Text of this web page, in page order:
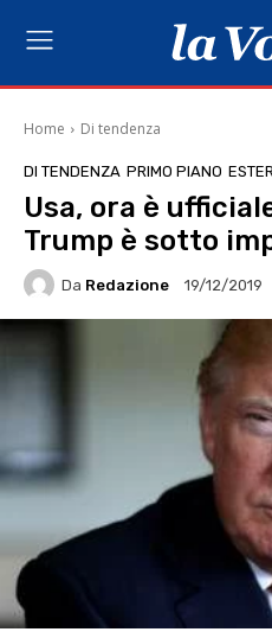
Home Di tendenza
DI TENDENZA PRIMO PIANO
Usa, ora è
Trump è sotto
Da Redazione 19/12/2019